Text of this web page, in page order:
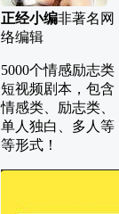
正经小编非著名网
络编辑
5000个情感励志类
短视频剧本，包含
情感类、励志类、
单人独白、多人等
等形式！